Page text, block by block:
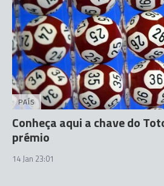
PAÍS
Conheça aqui a chave do
prémio
14 Jan 23:01